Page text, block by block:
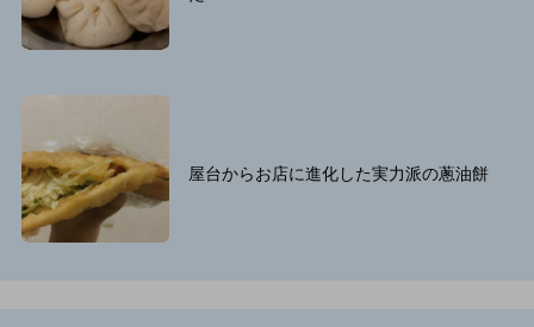
屋台からお店に進化した実力派の蔥油餅